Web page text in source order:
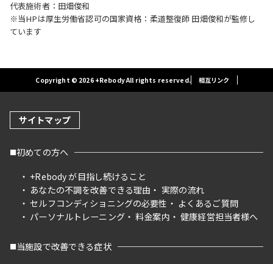
代表施術者：田畑俊和
※当HPは厚生労働省認可の国家資格：柔道整復師 田畑俊和が監修し
ています
Copyright © 2026 +Rebody All rights reserved. 相互リンク
サイトマップ
初めての方へ
+Rebody が目指し続けること
あなたの不調を改善できる理由
実際の流れ
セルフコンディショニングの必要性
よくあるご質問
パーソナルトレーニング
料金案内 健康経営担当者様へ
当施設で改善できる症状